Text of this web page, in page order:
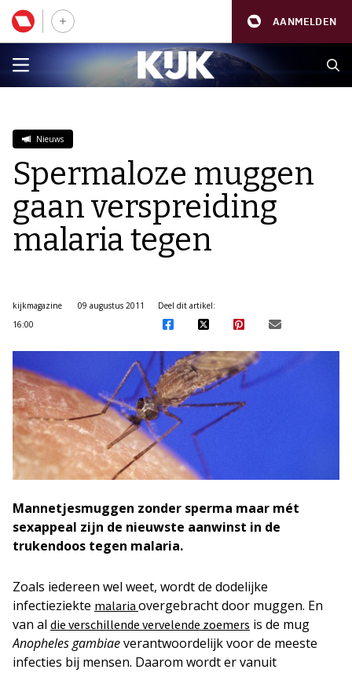
AANMELDEN
Nieuws
Spermaloze muggen
gaan verspreiding
malaria tegen
kijkmagazine
09 augustus 2011
16:00
Deel dit artikel:
Mannetjesmuggen zonder sperma maar mét
sexappeal zijn de nieuwste aanwinst in de
trukendoos tegen malaria.
Zoals iedereen wel weet, wordt de dodelijke
infectieziekte malaria overgebracht door muggen. En
van al die verschillende vervelende zoemers is de mug
Anopheles gambiaeverantwoordelijk voor de meeste
infecties bij mensen. Daarom wordt er vanuit